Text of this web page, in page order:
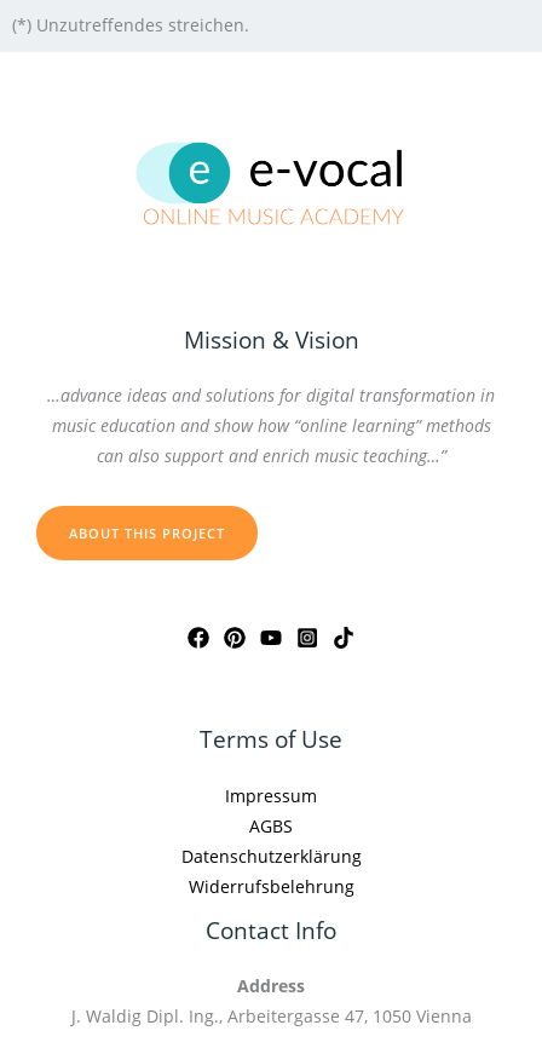
(*) Unzutreffendes streichen.
Mission & Vision
…advance ideas and solutions for digital transformation in
music education and show how “online learning” methods
can also support and enrich music teaching…”
ABOUT THIS PROJECT
Terms of Use
Impressum
AGBS
Datenschutzerklärung
Widerrufsbelehrung
Contact Info
Address
J. Waldig Dipl. Ing., Arbeitergasse 47, 1050 Vienna